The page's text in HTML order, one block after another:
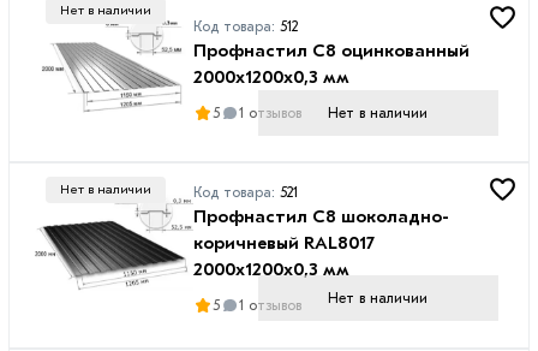
Нет в наличии
Код товара: 512
Профнастил С8 оцинкованный
2000х1200х0,3 мм
5 1 отзывов Нет в наличии
Нет в наличии Код товара: 521
Профнастил С8 шоколадно-
коричневый RAL8017
2000х1200х0,3 мм
5 1 отзывов Нет в наличии